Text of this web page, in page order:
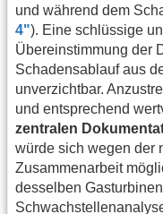
und während dem
4"). Eine schlüssige
Übereinstimmung der
Schadensablauf aus
unverzichtbar.
und entsprechend
zentralen
würde sich wegen der
Zusammenarbeit
desselben